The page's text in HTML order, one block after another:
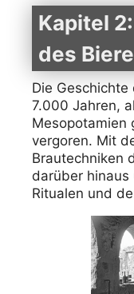
Kapitel
des
Die
7.000 Jahren,
Mesopotamien
vergoren. Mit
Brautechniken
darüber
Ritualen und